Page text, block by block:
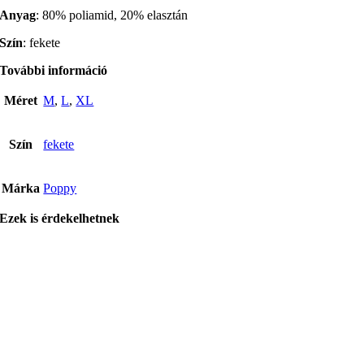
Anyag: 80% poliamid, 20% elasztán
Szín: fekete
További információ
Méret M,L, XL
Szín fekete
Márka Poppy
Ezek is érdekelhetnek